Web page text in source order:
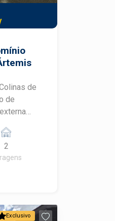
de
de
no
ótima
4
2
Exclusivo